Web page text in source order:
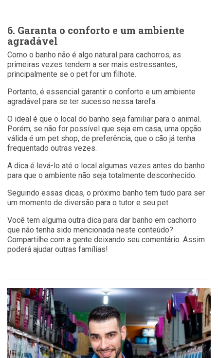
6. Garanta o conforto e um ambiente
agradável
Como o banho não é algo natural para cachorros, as
primeiras vezes tendem a ser mais estressantes,
principalmente se o pet for um filhote.
Portanto, é essencial garantir o conforto e um ambiente
agradável para se ter sucesso nessa tarefa.
O ideal é que o local do banho seja familiar para o animal.
Porém, se não for possível que seja em casa, uma opção
válida é um pet shop, de preferência, que o cão já tenha
frequentado outras vezes.
A dica é levá-lo até o local algumas vezes antes do banho
para que o ambiente não seja totalmente desconhecido.
Seguindo essas dicas, o próximo banho tem tudo para ser
um momento de diversão para o tutor e seu pet.
Você tem alguma outra dica para dar banho em cachorro
que não tenha sido mencionada neste conteúdo?
Compartilhe com a gente deixando seu comentário. Assim
poderá ajudar outras famílias!